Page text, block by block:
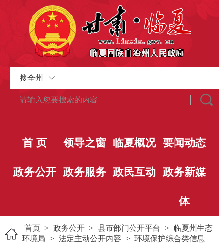
搜全州
首 页 领导之窗 临夏概况 要闻动态
政务公开 政务服务 政民互动 政务新媒
体
首页 > 政务公开 > 县市部门公开平台 > 临夏州生态
环境局 > 法定主动公开内容 > 环境保护综合类信息